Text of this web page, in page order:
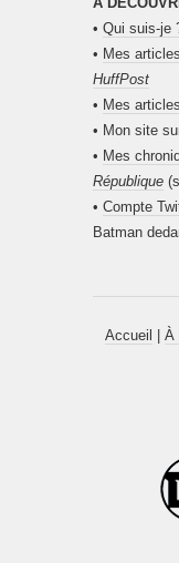
• Qui suis-je
• Mes
HuffPost
• Mes
• Mon site
• Mes
République
• Compte
Batman
Accueil À